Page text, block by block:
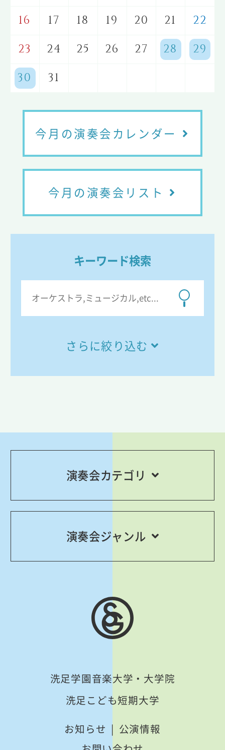
16
17 18 19 20 21
22
23
24 25 26 27 28
29
30
31
今月の演奏会カレンダー
今月の演奏会リスト
キーワード検索
さらに絞り込む
演奏会カテゴリ
演奏会ジャンル
洗足学園音楽大学・大学院
洗足こども短期大学
お知らせ
公演情報